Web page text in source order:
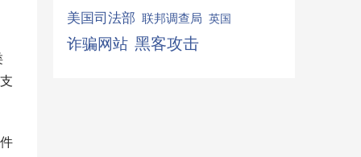
美国司法部 联邦调查局 英国
诈骗网站 黑客攻击